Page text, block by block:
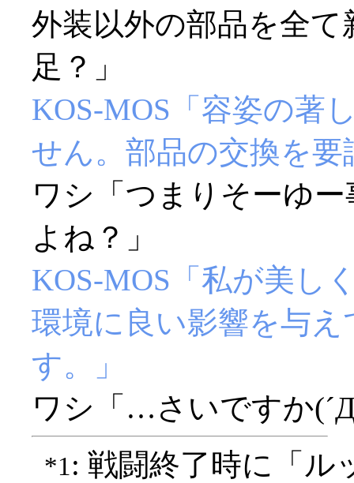
外装以外の部品を全
足？」
KOS-MOS「容姿の著
せん。部品の交換を
ワシ「つまりそーゆ
よね？」
KOS-MOS「私が美し
環境に良い影響を与
す。」
ワシ「…さいですか
*1: 戦闘終了時に「ル